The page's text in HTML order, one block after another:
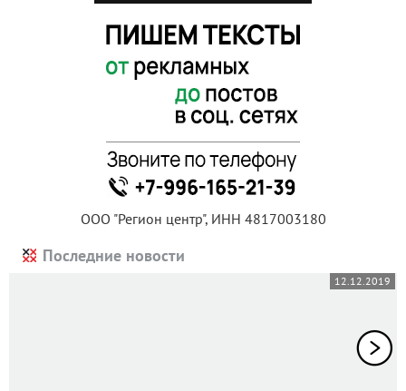
ООО "Регион центр", ИНН 4817003180
Последние новости
12.12.2019